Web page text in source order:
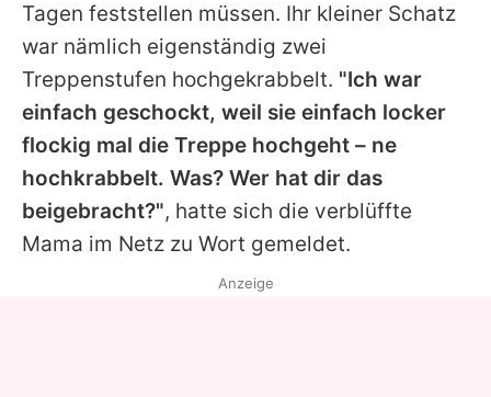
Tagen feststellen müssen. Ihr kleiner Schatz
war nämlich eigenständig zwei
Treppenstufen hochgekrabbelt. "Ich war
einfach geschockt, weil sie einfach locker
flockig mal die Treppe hochgeht – ne
hochkrabbelt. Was? Wer hat dir das
beigebracht?", hatte sich die verblüffte
Mama im Netz zu Wort gemeldet.
Anzeige